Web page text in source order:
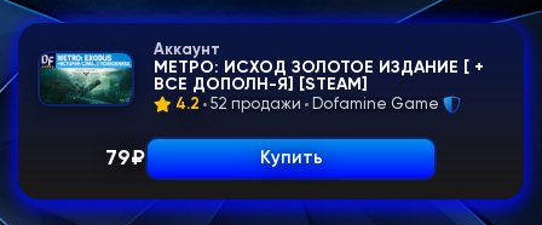
Аккаунт
МЕТРО: ИСХОД ЗОЛОТОЕ ИЗДАНИЕ [ +
ВСЕ ДОПОЛН-Я] [STEAM]
4.2 52 продажи Dofamine Game
79₽ Купить